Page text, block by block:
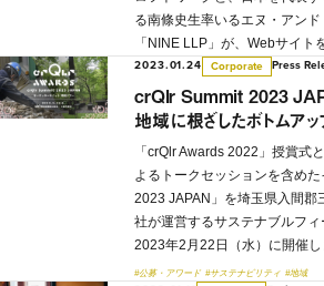
る南條史生率いるエヌ・アン
「NINE LLP」が、Webサイト
2023.01.24 Corporate Press
crQlr Summit 2023
地域に根ざしたボトムア
「crQlr Awards 2022」授賞式
よるトークセッションを含め
2023 JAPAN」を埼玉県入間郡
社が運営するサステナブルフ
2023年2月22日（水）に開催し
#公募・アワード #サステナビリティ #地域